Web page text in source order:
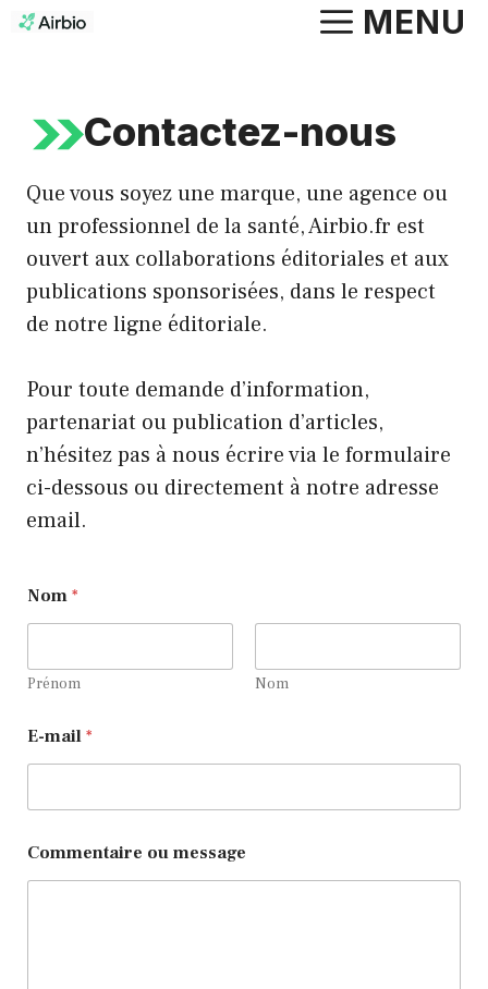
Aller
MENU
Contactez-nous
Que vous soyez une marque, une agence ou
un professionnel de la santé, Airbio.fr est
ouvert aux collaborations éditoriales et aux
publications sponsorisées, dans le respect
de notre ligne éditoriale.
Pour toute demande d’information,
partenariat ou publication d’articles,
n’hésitez pas à nous écrire via le formulaire
ci-dessous ou directement à notre adresse
email.
o
m
s
g
e
o
Nom *
Prénom Nom
E-mail *
Commentaire ou message